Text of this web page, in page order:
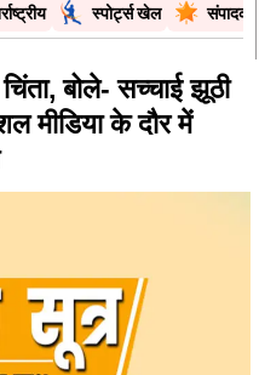
स्पोर्ट्स खेल
बोले- सच्चाई झूठी
मीडिया के दौर में